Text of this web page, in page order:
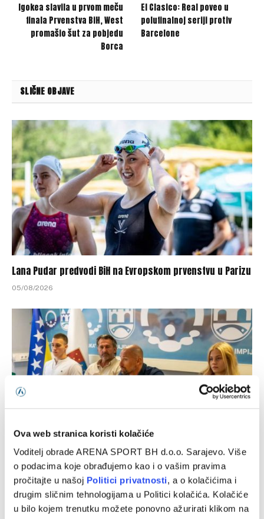
Ova web stranica koristi kolačiće
Voditelj obrade ARENA SPORT BH d.o.o. Sarajevo. Više
o podacima koje obrađujemo kao i o vašim pravima
pročitajte u našoj Politici privatnosti, a o kolačićima i
drugim sličnim tehnologijama u Politici kolačića. Kolačiće
u bilo kojem trenutku možete ponovno ažurirati klikom na
Igokea slavila u prvom meču
finala Prvenstva BiH, West
promašio šut za pobjedu
Borca
El Clasico: Real poveo u
polufinalnoj seriji protiv
Barcelone
SLIČNE OBJAVE
Lana Pudar predvodi BiH na Evropskom prvenstvu u Parizu
05/08/2026
Avdić: Očekujem odlične rezultate na Evropskom
prvenstvu i Mediteranskim igrama
05/08/2026